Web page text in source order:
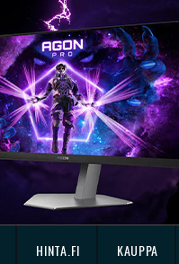
HINTA.FI KAUPPA